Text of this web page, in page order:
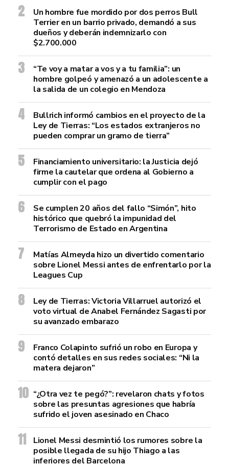
Un hombre fue mordido por dos perros Bull
Terrier en un barrio privado, demandó a sus
dueños y deberán indemnizarlo con
$2.700.000
“Te voy a matar a vos y a tu familia”: un
hombre golpeó y amenazó a un adolescente a
la salida de un colegio en Mendoza
Bullrich informó cambios en el proyecto de la
Ley de Tierras: “Los estados extranjeros no
pueden comprar un gramo de tierra”
Financiamiento universitario: la Justicia dejó
firme la cautelar que ordena al Gobierno a
cumplir con el pago
Se cumplen 20 años del fallo “Simón”, hito
histórico que quebró la impunidad del
Terrorismo de Estado en Argentina
Matías Almeyda hizo un divertido comentario
sobre Lionel Messi antes de enfrentarlo por la
Leagues Cup
Ley de Tierras: Victoria Villarruel autorizó el
voto virtual de Anabel Fernández Sagasti por
su avanzado embarazo
Franco Colapinto sufrió un robo en Europa y
contó detalles en sus redes sociales: “Ni la
matera dejaron”
“¿Otra vez te pegó?”: revelaron chats y fotos
sobre las presuntas agresiones que habría
sufrido el joven asesinado en Chaco
Lionel Messi desmintió los rumores sobre la
posible llegada de su hijo Thiago a las
inferiores del Barcelona